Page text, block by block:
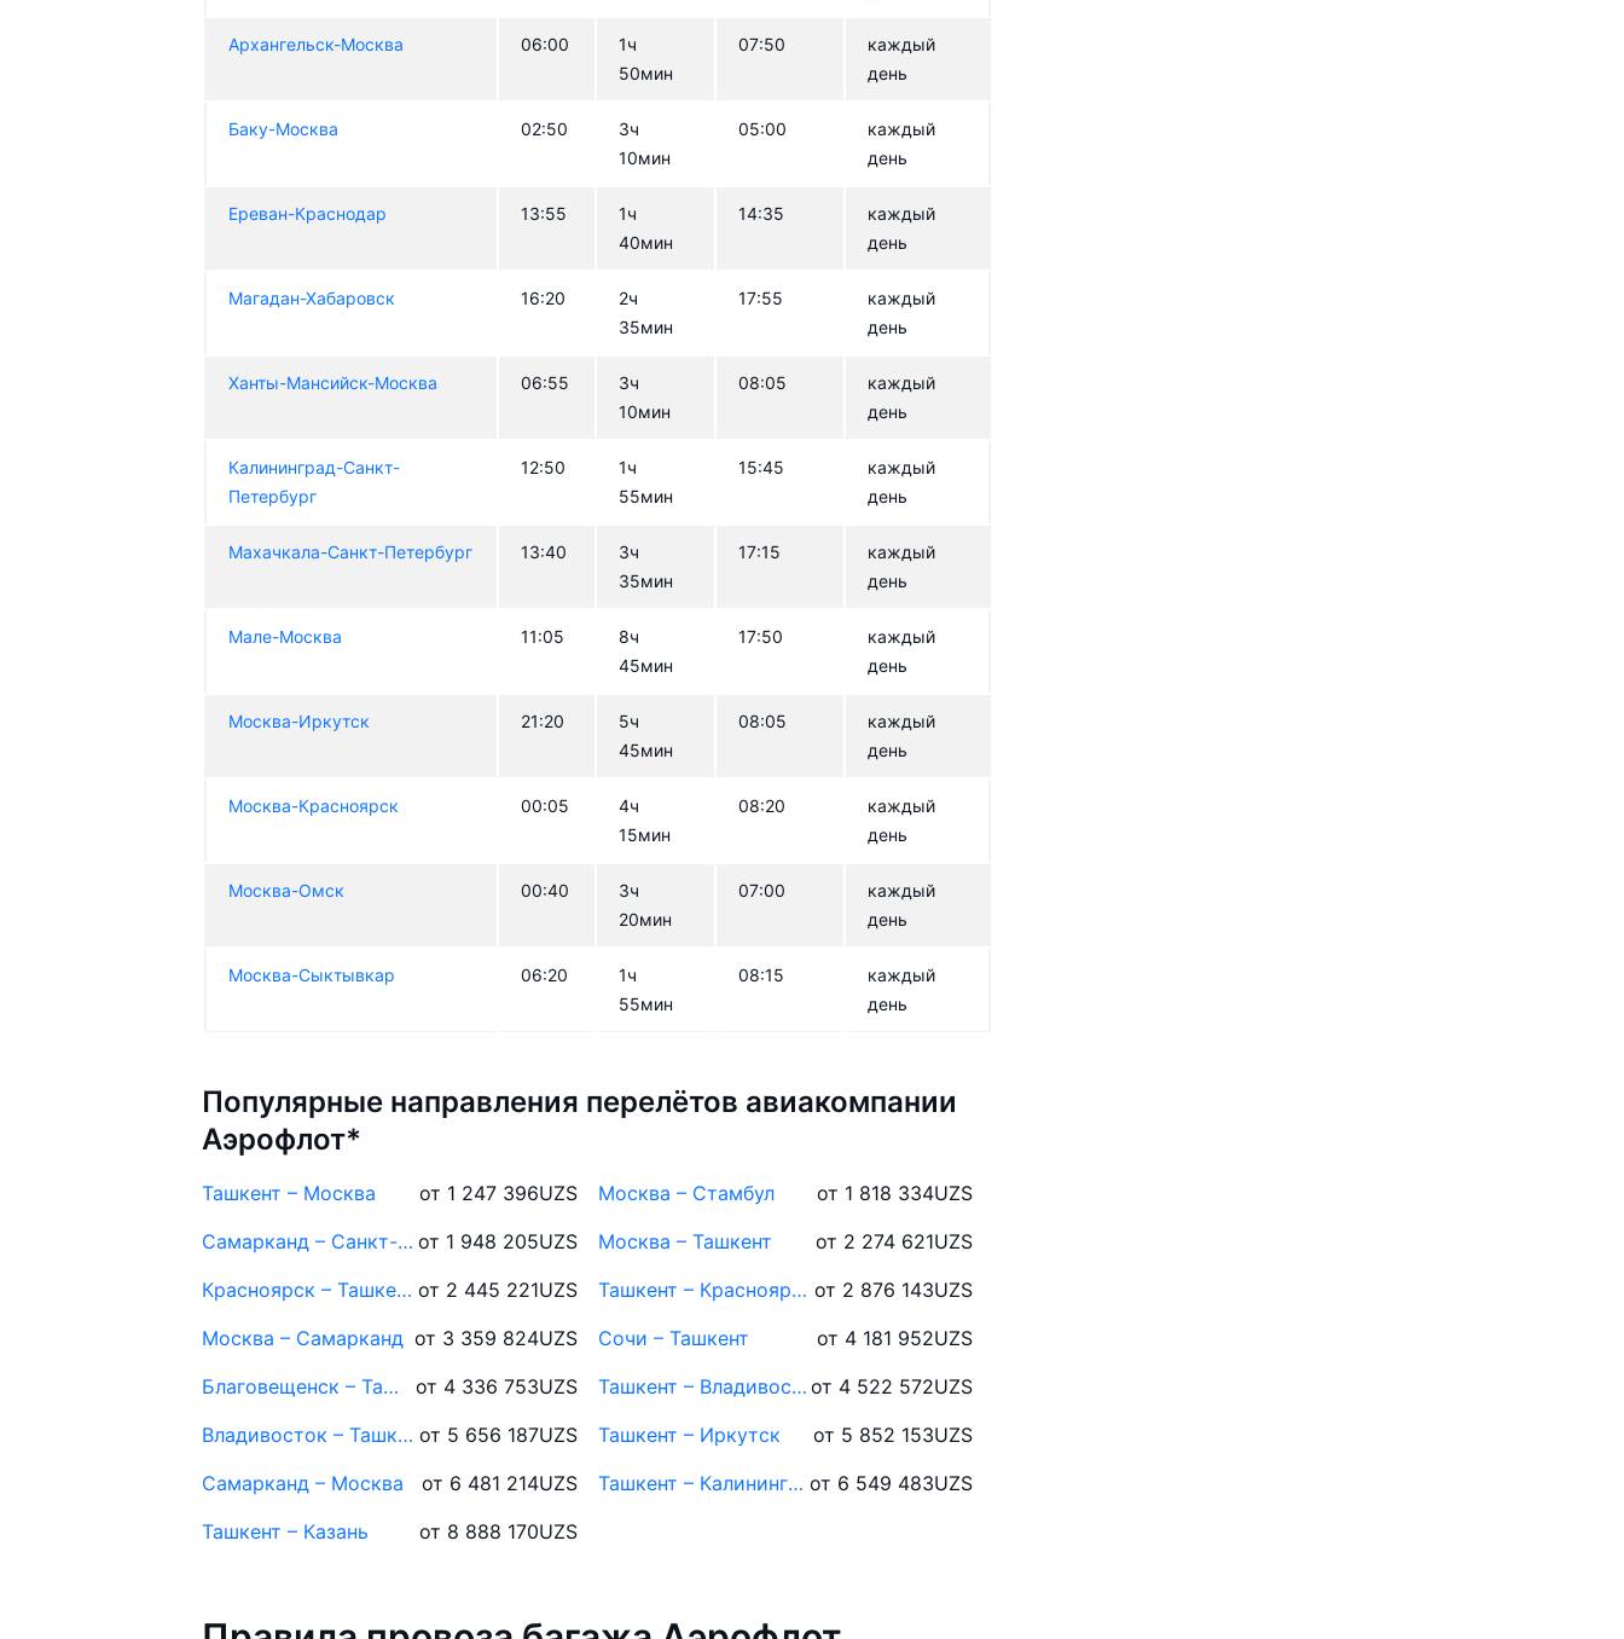
Архангельск-Москва 06:00
1ч
50мин
07:50
каждый
день
Баку-Москва 02:50
3ч
10мин
05:00
каждый
день
Ереван-Краснодар 13:55
1ч
40мин
14:35
каждый
день
Магадан-Хабаровск 16:20
2ч
35мин
17:55
каждый
день
Ханты-Мансийск-Москва 06:55
3ч
10мин
08:05
каждый
день
Калининград-Санкт-
Петербург
12:50
1ч
55мин
15:45
каждый
день
Махачкала-Санкт-Петербург 13:40
3ч
35мин
17:15
каждый
день
Мале-Москва 11:05
8ч
45мин
17:50
каждый
день
Москва-Иркутск 21:20
5ч
45мин
08:05
каждый
день
Москва-Красноярск 00:05
4ч
15мин
08:20
каждый
день
Москва-Омск 00:40
3ч
20мин
07:00
каждый
день
Москва-Сыктывкар 06:20
1ч
55мин
08:15
каждый
день
Популярные направления перелётов авиакомпании
Аэрофлот*
Ташкент – Москва от 1 247 396UZS Москва – Стамбул от 1 818 334UZS
Самарканд – Санкт-Петербург от 1 948 205UZS Москва – Ташкент от 2 274 621UZS
Красноярск – Ташкент от 2 445 221UZS Ташкент – Красноярск от 2 876 143UZS
Москва – Самарканд от 3 359 824UZS Сочи – Ташкент от 4 181 952UZS
Благовещенск – Ташкент
от 4 336 753UZS Ташкент – Владивосток от 4 522 572UZS
Владивосток – Ташкент от 5 656 187UZS Ташкент – Иркутск от 5 852 153UZS
Самарканд – Москва
от 6 481 214UZS Ташкент – Калининград от 6 549 483UZS
Ташкент – Казань
от 8 888 170UZS